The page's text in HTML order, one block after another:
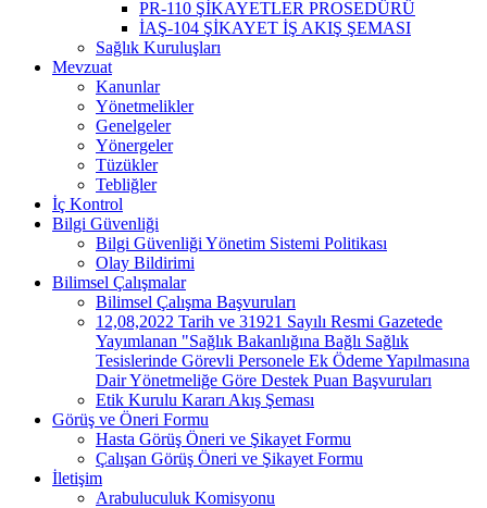
PR-110 ŞİKAYETLER PROSEDÜRÜ
İAŞ-104 ŞİKAYET İŞ AKIŞ ŞEMASI
Sağlık Kuruluşları
Mevzuat
Kanunlar
Yönetmelikler
Genelgeler
Yönergeler
Tüzükler
Tebliğler
İç Kontrol
Bilgi Güvenliği
Bilgi Güvenliği Yönetim Sistemi Politikası
Olay Bildirimi
Bilimsel Çalışmalar
Bilimsel Çalışma Başvuruları
12,08,2022 Tarih ve 31921 Sayılı Resmi Gazetede
Yayımlanan "Sağlık Bakanlığına Bağlı Sağlık
Tesislerinde Görevli Personele Ek Ödeme Yapılmasına
Dair Yönetmeliğe Göre Destek Puan Başvuruları
Etik Kurulu Kararı Akış Şeması
Görüş ve Öneri Formu
Hasta Görüş Öneri ve Şikayet Formu
Çalışan Görüş Öneri ve Şikayet Formu
İletişim
Arabuluculuk Komisyonu